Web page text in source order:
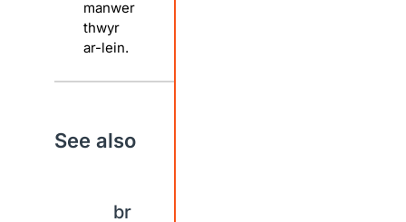
manwer
thwyr
ar-lein.
See also
br